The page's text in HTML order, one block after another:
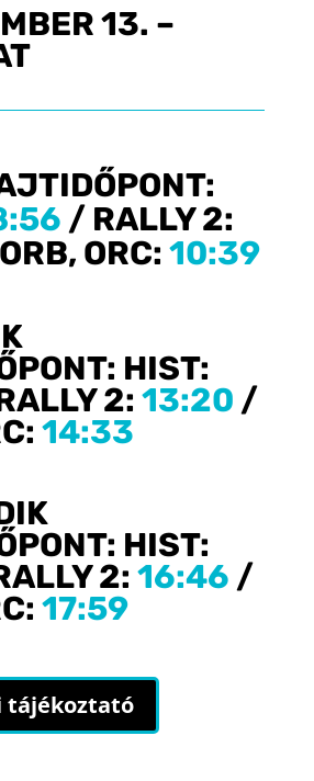
13. –
/ RALLY2:
ORB, ORC: 10:39
HIST:
2: 13:20 /
14:33
K
HIST:
2: 16:46 /
17:59
tájékoztató